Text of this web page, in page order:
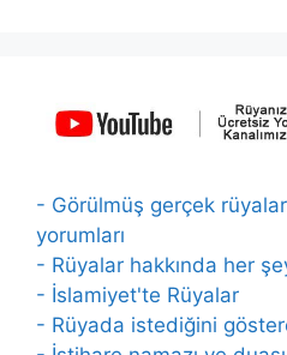
- Görülmüş gerçek
yorumları
- Rüyalar hakkında her
- İslamiyet'te Rüyalar
- Rüyada istediğini